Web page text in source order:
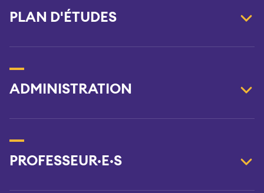
PLAN D'ÉTUDES
ADMINISTRATION
PROFESSEUR·E·S